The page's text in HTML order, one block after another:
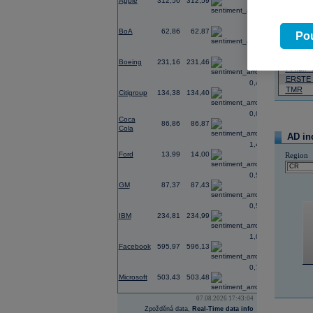
BoA 62,86 62,87
Boeing 231,16 231,46
Citigroup 134,38 134,40
0,42
Coca
Cola
86,86 86,87
0,02
Ford 13,99 14,00
1,49
GM 87,37 87,43
0,55
IBM 234,81 234,99
0,59
Facebook 595,97 596,13
1,05
Microsoft 503,43 503,48
0,71
07.08.2026 17:43:04
Zpožděná data, Real-Time data info
Název
ERSTE
TMR
AD
Region